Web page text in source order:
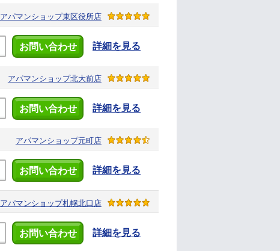
アパマンショップ東区役所店
お問い合わせ 詳細を見る
アパマンショップ北大前店
お問い合わせ 詳細を見る
アパマンショップ元町店
お問い合わせ 詳細を見る
アパマンショップ札幌北口店
お問い合わせ 詳細を見る